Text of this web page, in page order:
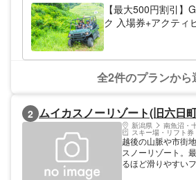
【最大500円割引】
ク 入場券+アクティビティチケット2
全2件のプランから
2 ムイカスノーリゾート(旧六日
新潟県 南魚沼・
スキー場・リフト券
越後の山脈や市街
スノーリゾート。
るほど滑りやすい